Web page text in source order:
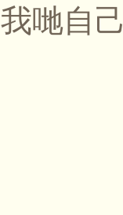
哋自